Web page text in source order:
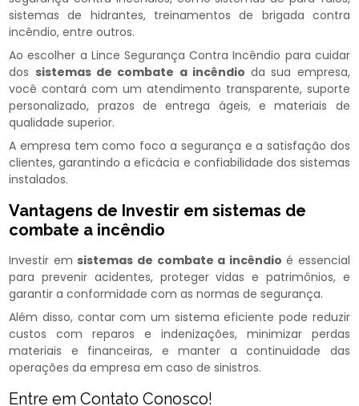
sistemas de hidrantes, treinamentos de brigada contra
incêndio, entre outros.
Ao escolher a Lince Segurança Contra Incêndio para cuidar
dos sistemas de combate a incêndio​ da sua empresa,
você contará com um atendimento transparente, suporte
personalizado, prazos de entrega ágeis, e materiais de
qualidade superior.
A empresa tem como foco a segurança e a satisfação dos
clientes, garantindo a eficácia e confiabilidade dos sistemas
instalados.
Vantagens de Investir emsistemas de
combate a incêndio​
Investir em sistemas de combate a incêndio​ é essencial
para prevenir acidentes, proteger vidas e patrimônios, e
garantir a conformidade com as normas de segurança.
Além disso, contar com um sistema eficiente pode reduzir
custos com reparos e indenizações, minimizar perdas
materiais e financeiras, e manter a continuidade das
operações da empresa em caso de sinistros.
Entre em Contato Conosco!